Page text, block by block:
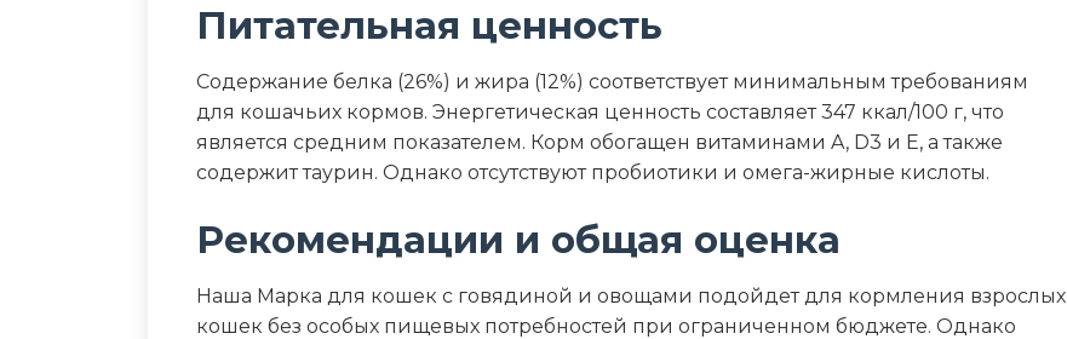
Питательная ценность
Содержание белка (26%) и жира (12%) соответствует минимальным требованиям
для кошачьих кормов. Энергетическая ценность составляет 347 ккал/100 г, что
является средним показателем. Корм обогащен витаминами A, D3 и E, а также
содержит таурин. Однако отсутствуют пробиотики и омега-жирные кислоты.
Рекомендации и общая оценка
Наша Марка для кошек с говядиной и овощами подойдет для кормления взрослых
кошек без особых пищевых потребностей при ограниченном бюджете. Однако